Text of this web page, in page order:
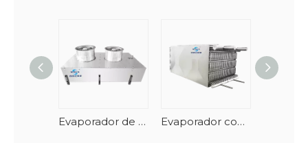
Evaporador de túnel de mariscos en espiral vertical con descongelación automática Evaporador congelador en espiral apilable de acero inoxidable y AlMg